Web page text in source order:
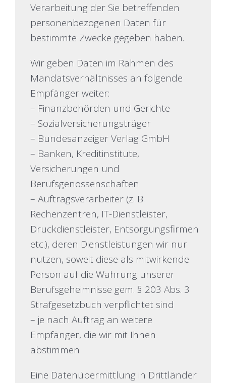
Verarbeitung der Sie betreffenden
personenbezogenen Daten für
bestimmte Zwecke gegeben haben.
Wir geben Daten im Rahmen des
Mandatsverhältnisses an folgende
Empfänger weiter:
– Finanzbehörden und Gerichte
– Sozialversicherungsträger
– Bundesanzeiger Verlag GmbH
– Banken, Kreditinstitute,
Versicherungen und
Berufsgenossenschaften
– Auftragsverarbeiter (z. B.
Rechenzentren, IT-Dienstleister,
Druckdienstleister, Entsorgungsfirmen
etc.), deren Dienstleistungen wir nur
nutzen, soweit diese als mitwirkende
Person auf die Wahrung unserer
Berufsgeheimnisse gem. § 203 Abs. 3
Strafgesetzbuch verpflichtet sind
– je nach Auftrag an weitere
Empfänger, die wir mit Ihnen
abstimmen
Eine Datenübermittlung in Drittländer